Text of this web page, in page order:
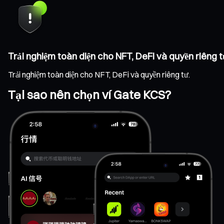
Trải nghiệm toàn diện cho NFT, DeFi và quyền riêng
Trải nghiệm toàn diện cho NFT, DeFi và quyền riêng tư.
Tại sao nên chọn ví Gate KCS?